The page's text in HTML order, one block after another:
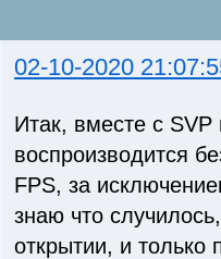
02-10-2020
Итак, вместе с
воспроизводится
FPS, за
знаю что
открытии, и только